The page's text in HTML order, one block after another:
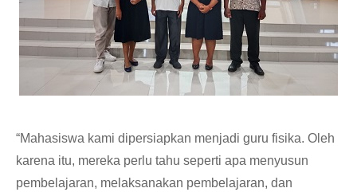
“Mahasiswa kami dipersiapkan menjadi guru fisika. Oleh
karena itu, mereka perlu tahu seperti apa menyusun
pembelajaran, melaksanakan pembelajaran, dan